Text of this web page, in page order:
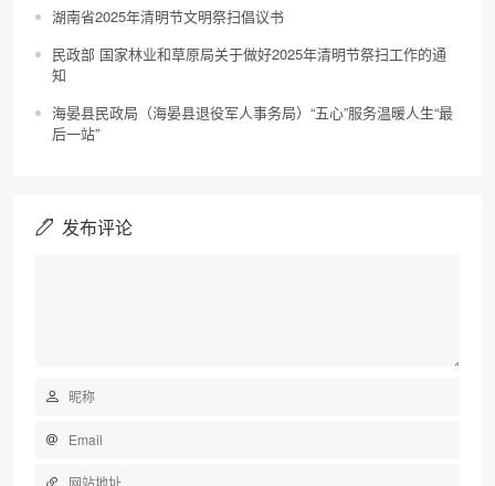
湖南省2025年清明节文明祭扫倡议书
民政部 国家林业和草原局关于做好2025年清明节祭扫工作的通
知
海晏县民政局（海晏县退役军人事务局）“五心”服务温暖人生“最
后一站”
发布评论